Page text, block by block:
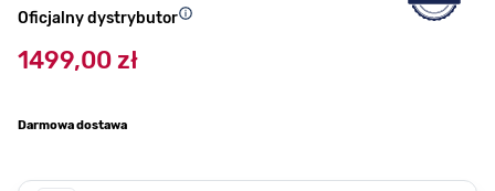
Oficjalny dystrybutor
1499,00 zł
Darmowa dostawa